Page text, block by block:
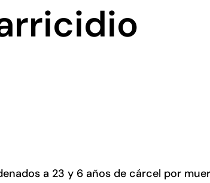
a 23 y 6 años de cárcel por